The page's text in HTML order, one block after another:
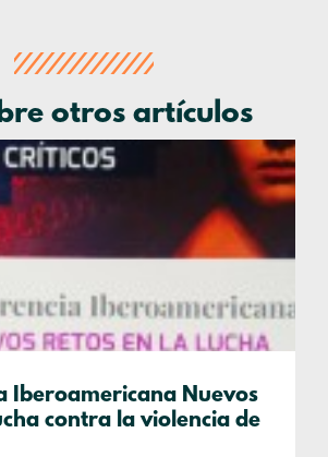
otros artículos
Iberoamericana Nuevos
contra la violencia de